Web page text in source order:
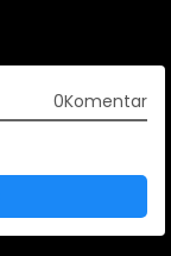
0Komentar